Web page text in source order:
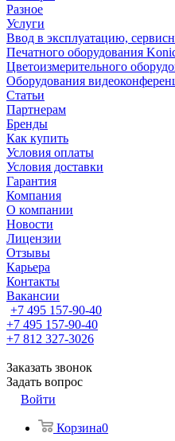
Разное
Услуги
Ввод в эксплуатацию,
Печатного оборудования
Цветоизмерительного
Оборудования
Статьи
Партнерам
Бренды
Как купить
Условия оплаты
Условия доставки
Гарантия
Компания
О компании
Новости
Лицензии
Отзывы
Карьера
Контакты
Вакансии
+7 495 157-90-40
+7 495 157-90-40
+7 812 327-3026
Заказать звонок
Задать вопрос
Войти
Корзина0